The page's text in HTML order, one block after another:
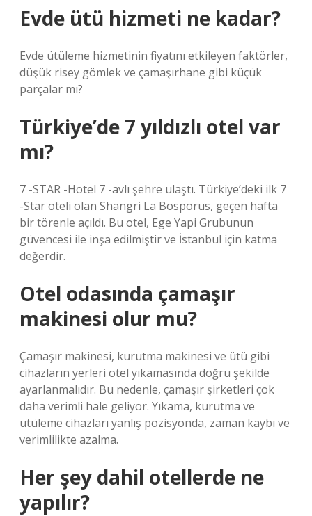
Evde ütü hizmeti ne kadar?
Evde ütüleme hizmetinin fiyatını etkileyen faktörler,
düşük risey gömlek ve çamaşırhane gibi küçük
parçalar mı?
Türkiye’de 7 yıldızlı otel var
mı?
7 -STAR -Hotel 7 -avlı şehre ulaştı. Türkiye’deki ilk 7
-Star oteli olan Shangri La Bosporus, geçen hafta
bir törenle açıldı. Bu otel, Ege Yapi Grubunun
güvencesi ile inşa edilmiştir ve İstanbul için katma
değerdir.
Otel odasında çamaşır
makinesi olur mu?
Çamaşır makinesi, kurutma makinesi ve ütü gibi
cihazların yerleri otel yıkamasında doğru şekilde
ayarlanmalıdır. Bu nedenle, çamaşır şirketleri çok
daha verimli hale geliyor. Yıkama, kurutma ve
ütüleme cihazları yanlış pozisyonda, zaman kaybı ve
verimlilikte azalma.
Her şey dahil otellerde ne
yapılır?